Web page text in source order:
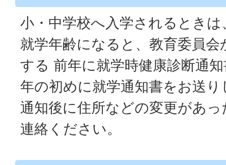
小・中学校へ入学されるとき
就学年齢になると、教育委員
する 前年に就学時健康診断通
年の初めに就学通知書をお送り
通知後に住所などの変更があ
連絡ください。